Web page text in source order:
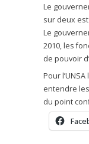
Le
sur deux est
Le
2010, les
de pou­voir
Pour
enten­dre
du point